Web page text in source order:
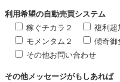
利用希望の自動売買システム
稼ぐチカラ２
複利超
モメンタム２
傾奇御
その他お問い合わせ
その他メッセージがもしあれば